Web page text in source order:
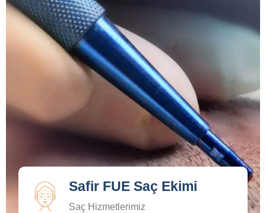
Safir FUE Saç Ekimi
Saç Hizmetlerimiz